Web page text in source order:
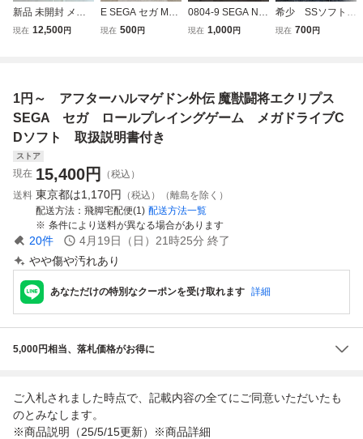
新品 未開封 メガ
ドライブ ミニ ME
セガ ゲーム
現在 12,500円
E SEGA セガ ME
GA DRIVE MINI メ
かわせみ
現在 500円
0804-9 SEGA NA
OMI 取扱説明書 /
現在 1,000円
希少 SSソフト★
マジカルホッパー
書付き★
現在 700円
1円～ アフターハルマゲドン外伝 魔獣闘将エクリプス
SEGA セガ ロールプレイングゲーム メガドライブC
Dソフト 取扱説明書付き
ストア
現在 15,400円
（税込）
送料 東京都は1,170円
（税込）（離島を除く）
配送方法
飛脚宅配便(1) 配送方法一覧
条件により送料が異なる場合があります
20件 4月19日（日）21時25分 終了
やや傷や汚れあり
あなただけの特別なクーポンを受け取れます 詳細
5,000円相当、落札価格がお得に
ご入札されました時点で、記載内容の全てにご同意いただいたも
のとみなします。
※商品説明（25/5/15更新）※商品詳細